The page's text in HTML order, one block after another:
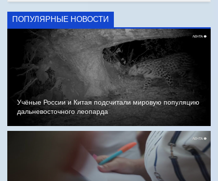
ПОПУЛЯРНЫЕ НОВОСТИ
Учёные России и Китая подсчитали мировую популяцию
дальневосточного леопарда